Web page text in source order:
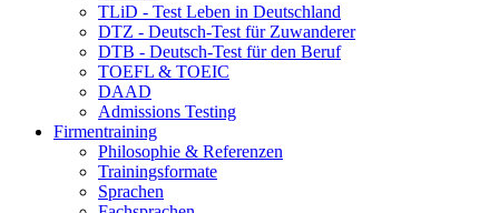
TLiD - Test Leben in Deutschland
DTZ - Deutsch-Test für Zuwanderer
DTB - Deutsch-Test für den Beruf
TOEFL & TOEIC
DAAD
Admissions Testing
Firmentraining
Philosophie & Referenzen
Trainingsformate
Sprachen